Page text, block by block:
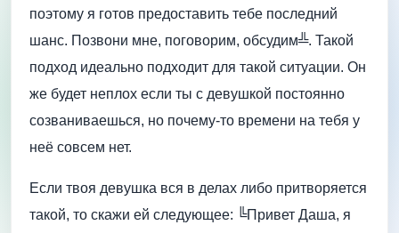
поэтому я готов предоставить тебе последний
шанс. Позвони мне, поговорим, обсудим╩. Такой
подход идеально подходит для такой ситуации. Он
же будет неплох если ты с девушкой постоянно
созваниваешься, но почему-то времени на тебя у
неё совсем нет.
Если твоя девушка вся в делах либо притворяется
такой, то скажи ей следующее: ╚Привет Даша, я